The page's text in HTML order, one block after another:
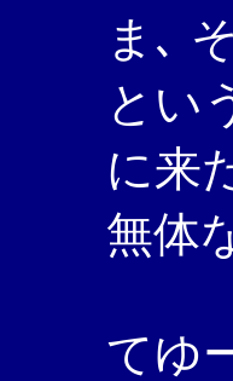
ま､
とい
に来
無体
てゆ